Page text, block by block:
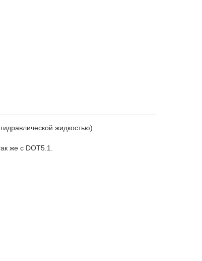
жидкостью).
же с DOT5.1.